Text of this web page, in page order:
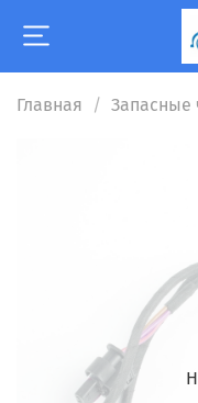
Главная Запасные